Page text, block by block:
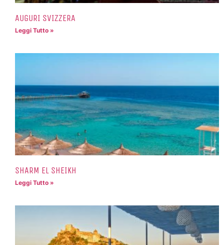
AUGURI SVIZZERA
Leggi Tutto »
SHARM EL SHEIKH
Leggi Tutto »